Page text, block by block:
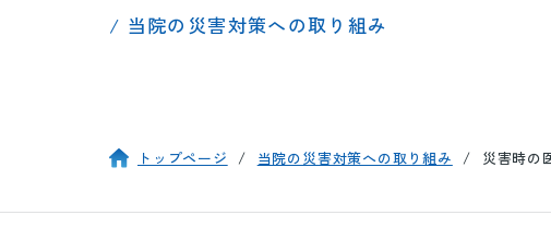
/ 当院の災害対策への取り組み
トップページ 当院の災害対策への取り組み 災害時の